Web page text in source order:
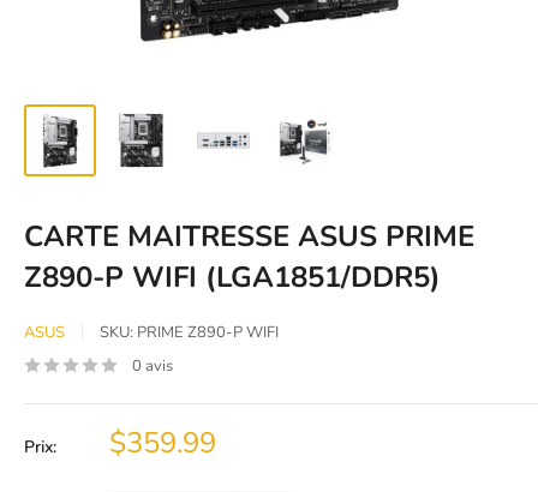
CARTE MAITRESSE ASUS PRIME
Z890-P WIFI (LGA1851/DDR5)
ASUS SKU: PRIME Z890-P WIFI
0 avis
Prix: Prix
$359.99